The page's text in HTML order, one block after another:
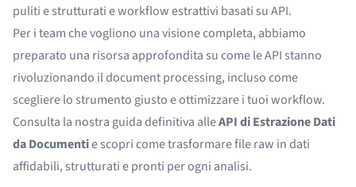
puliti e strutturati e workflow estrattivi basati su API.
Per i team che vogliono una visione completa, abbiamo
preparato una risorsa approfondita su come le API stanno
rivoluzionando il document processing, incluso come
scegliere lo strumento giusto e ottimizzare i tuoi workflow.
Consulta la nostra guida definitiva alleAPI di Estrazione Dati
da Documentie scopri come trasformare file raw in dati
affidabili, strutturati e pronti per ogni analisi.